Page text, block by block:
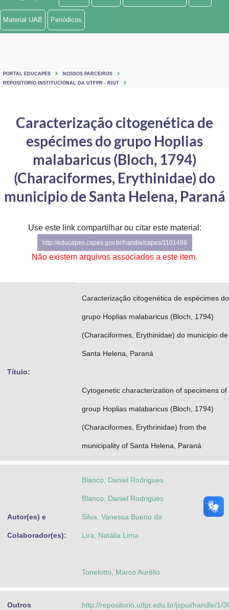
Ministério de Minas e Energia
Ministério do Turismo
Controladoria-Geral da União
Ministério da Mulher, da Família e dos Direitos Humanos
Secretaria-Geral
Secretaria de Governo
Advocacia-Geral da União
Banco Central do Brasil
Planalto
Material UAB Periódicos
PORTAL EDUCAPES
NOSSOS PARCEIROS
REPOSITORIO INSTITUCIONAL DA UTFPR - RIUT
Caracterização citogenética de
espécimes do grupo Hoplias
malabaricus (Bloch, 1794)
(Characiformes, Erythinidae) do
municipio de Santa Helena, Paraná
Use este link compartilhar ou citar este material:
http://educapes.capes.gov.br/handle/capes/1101486
Não existem arquivos associados a este item.
Título:
Caracterização citogenética de espécimes do
grupo Hoplias malabaricus (Bloch, 1794)
(Characiformes, Erythinidae) do municipio de
Santa Helena, Paraná
Cytogenetic characterization of specimens of
group Hoplias malabaricus (Bloch, 1794)
(Characiformes, Erythrinidae) from the
municipality of Santa Helena, Paraná
Autor(es) e
Colaborador(es):
Blanco, Daniel Rodrigues
Blanco, Daniel Rodrigues
Silva, Vanessa Bueno da
Lira, Natália Lima
Tonelotto, Marco Aurélio
Outros http://repositorio.utfpr.edu.br/jspui/handle/1/